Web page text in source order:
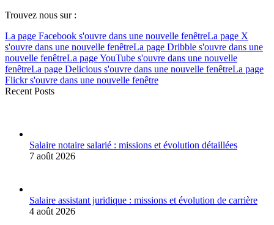
Trouvez nous sur :
La page Facebook s'ouvre dans une nouvelle fenêtreLa page X
s'ouvre dans une nouvelle fenêtreLa page Dribble s'ouvre dans une
nouvelle fenêtreLa page YouTube s'ouvre dans une nouvelle
fenêtreLa page Delicious s'ouvre dans une nouvelle fenêtreLa page
Flickr s'ouvre dans une nouvelle fenêtre
Recent Posts
Salaire notaire salarié : missions et évolution détaillées
7 août 2026
Salaire assistant juridique : missions et évolution de carrière
4 août 2026